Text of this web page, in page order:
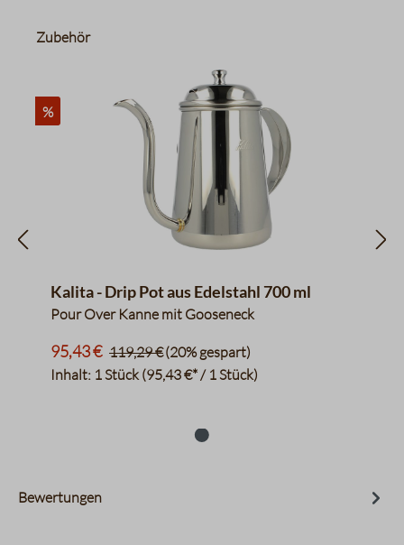
Produktgalerie überspringen
Zubehör
%
Kalita - Drip Pot aus Edelstahl 700 ml
Pour Over Kanne mit Gooseneck
Inhalt: 1 Stück(95,43 €* / 1 Stück)
95,43 € 119,29 €(20% gespart)
Bewertungen